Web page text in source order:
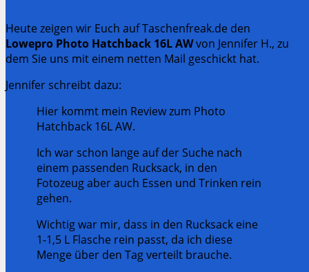
Heute zeigen wir Euch auf Taschenfreak.de den
Lowepro Photo Hatchback 16L AWvon Jennifer H., zu
dem Sie uns mit einem netten Mail geschickt hat.
Jennifer schreibt dazu:
Hier kommt mein Review zum Photo
Hatchback 16L AW.
Ich war schon lange auf der Suche nach
einem passenden Rucksack, in den
Fotozeug aber auch Essen und Trinken rein
gehen.
Wichtig war mir, dass in den Rucksack eine
1-1,5 L Flasche rein passt, da ich diese
Menge über den Tag verteilt brauche.